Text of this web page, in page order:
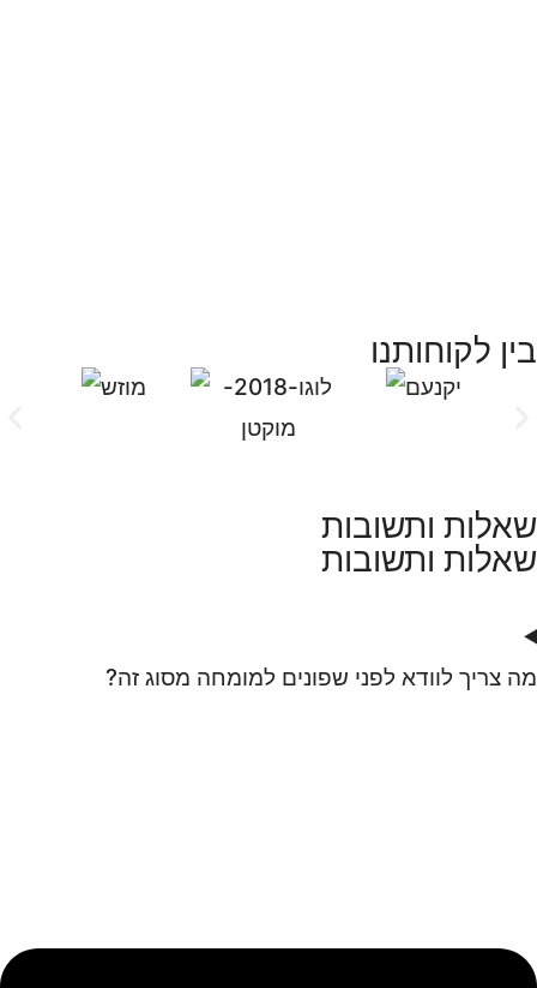
בין לקוחותנו
שאלות ותשובות
שאלות ותשובות
מה צריך לוודא לפני שפונים למומחה מסוג זה?